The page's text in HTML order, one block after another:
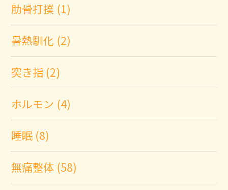
肋骨打撲 (1)
暑熱馴化 (2)
突き指 (2)
ホルモン (4)
睡眠 (8)
無痛整体 (58)